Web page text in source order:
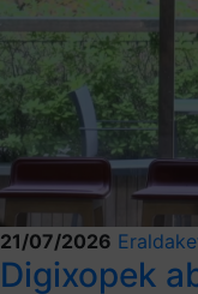
21/07/2026
Digixopek